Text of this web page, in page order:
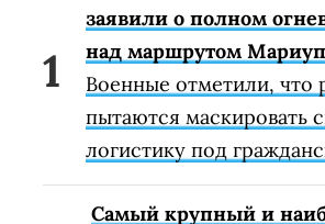
заявили о полном
над маршрутом
Военные отметили, что
пытаются маскировать
логистику под
Самый крупный и